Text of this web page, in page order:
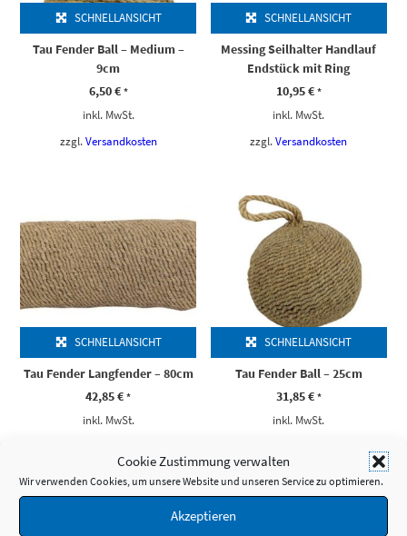
Cookie Zustimmung verwalten
Wir verwenden Cookies, um unsere Website und unseren Service zu optimieren.
Akzeptieren
SCHNELLANSICHT
Tau Fender Ball – Medium –
9cm
6,50€ *
inkl. MwSt.
zzgl. Versandkosten
SCHNELLANSICHT
Messing Seilhalter Handlauf
Endstück mit Ring
10,95€ *
inkl. MwSt.
zzgl.Versandkosten
SCHNELLANSICHT
Tau Fender Langfender – 80cm
42,85€ *
inkl. MwSt.
SCHNELLANSICHT
Tau Fender Ball – 25cm
31,85€ *
inkl. MwSt.